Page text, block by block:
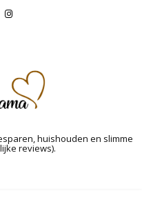
huishouden en slimme
reviews).